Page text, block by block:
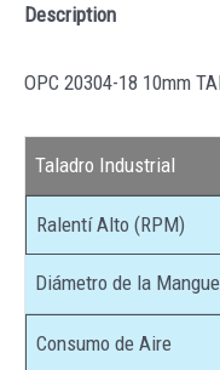
Description
OPC 20304-18 10mm
Taladro Industrial
Ralentí Alto (RPM)
Diámetro de la
Consumo de Aire